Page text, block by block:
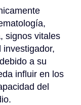
signos vitales
investigador,
a su
influir en los
del